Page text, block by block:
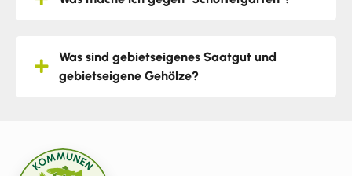
Was sind gebietseigenes Saatgut und
gebietseigene Gehölze?